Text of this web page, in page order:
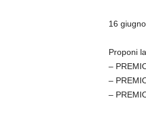
16
Proponi
–
–
–